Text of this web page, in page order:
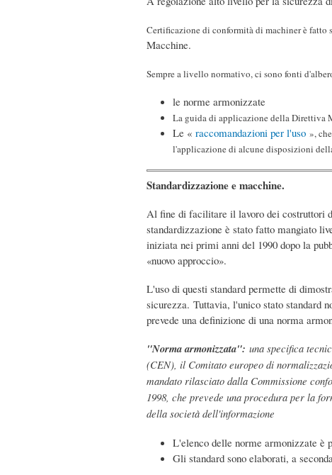
Certificazione di conformità di machiner è fatto
Macchine.
Sempre a livello normativo, ci sono fonti
le norme armonizzate
La guida di applicazione della Direttiva
Le «raccomandazioni per l'uso »,
l'applicazione di alcune disposizioni
Standardizzazione e macchine.
Al fine di facilitare il lavoro dei costruttori
standardizzazione è stato fatto mangiato
iniziata nei primi anni del 1990 dopo la
«nuovo approccio».
L'uso di questi standard permette di
sicurezza. Tuttavia, l'unico stato standard
prevede una definizione di una norma
"Norma armonizzata": una specifica
(CEN), il Comitato europeo di
mandato rilasciato dalla Commissione
1998, che prevede una procedura per la
della società dell'informazione
L'elenco delle norme armonizzate è
Gli standard sono elaborati, a